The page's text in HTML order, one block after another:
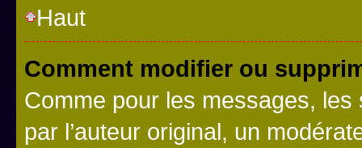
Haut
Comment modifier ou
Comme pour les messages,
par l’auteur original, un